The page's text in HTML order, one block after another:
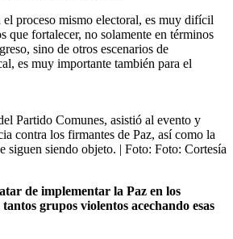
el proceso mismo electoral, es muy difícil
que fortalecer, no solamente en términos
sino de otros escenarios de
es muy importante también para el
Partido Comunes, asistió al evento y
contra los firmantes de Paz, así como la
siguen siendo objeto. | Foto: Foto: Cortesía
de implementar la Paz en los
grupos violentos acechando esas